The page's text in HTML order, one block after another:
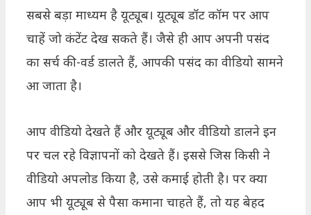
सबसे बड़ा माध्यम है यूट्यूब। यूट्यूब डॉट कॉम पर आप
चाहें जो कंटेंट देख सकते हैं। जैसे ही आप अपनी पसंद
का सर्च की-वर्ड डालते हैं, आपकी पसंद का वीडियो सामने
आ जाता है।
आप वीडियो देखते हैं और यूट्यूब और वीडियो डालने इन
पर चल रहे विज्ञापनों को देखते हैं। इससे जिस किसी ने
वीडियो अपलोड किया है, उसे कमाई होती है। पर क्या
आप भी यूट्यूब से पैसा कमाना चाहते हैं, तो यह बेहद